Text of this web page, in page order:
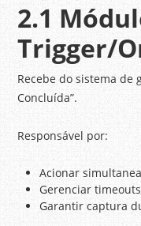
2.1
Trigger/
Recebe do sistema de
Concluída”.
Responsável por:
Acionar
Gerenciar
Garantir captura